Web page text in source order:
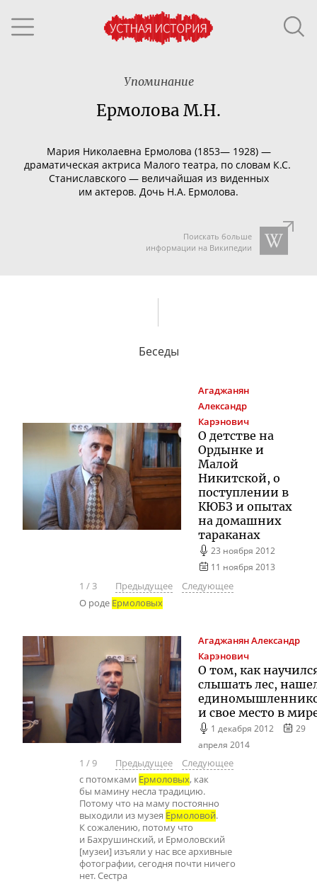
Упоминание
Ермолова М.Н.
Мария Николаевна Ермолова (1853— 1928) —
драматическая актриса Малого театра, по словам К.С.
Станиславского — величайшая из виденных
им актеров. Дочь Н.А. Ермолова.
Поискать больше
информации на Википедии
Беседы
Агаджанян
Александр
Карэнович
О детстве на
Ордынке и
Малой
Никитской, о
поступлении в
КЮБЗ и опытах
на домашних
тараканах
23 ноября 2012
11 ноября 2013
1 /3 Предыдущее
Следующее
О роде Ермоловых
АгаджанянАлександр
Карэнович
О том, как
слышать лес,
и свое место в
1 декабря 2012
29
апреля 2014
1 /9 Предыдущее
Следующее
с потомками Ермоловых, как
бы мамину несла традицию.
Потому что на маму постоянно
выходили из музея Ермоловой.
К сожалению, потому что
и Бахрушинский, и Ермоловский
[музеи] изъяли у нас все архивные
фотографии, сегодня почти ничего
нет. Сестра